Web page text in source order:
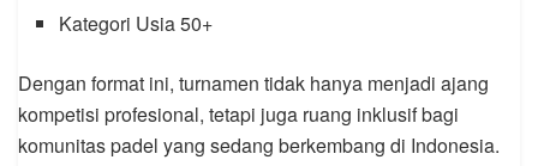
Kategori Usia 50+
Dengan format ini, turnamen tidak hanya menjadi ajang
kompetisi profesional, tetapi juga ruang inklusif bagi
komunitas padel yang sedang berkembang di Indonesia.